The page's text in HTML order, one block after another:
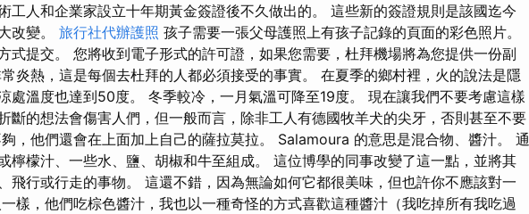
工人和企業家設立十年期黃金簽證後不久做出的。 這些新的簽證規則是該國迄今
改變。 旅行社代辦護照 孩子需要一張父母護照上有孩子記錄的頁面的彩色照片。
式提交。 您將收到電子形式的許可證，如果您需要，杜拜機場將為您提供一份副
炎熱，這是每個去杜拜的人都必須接受的事實。 在夏季的鄉村裡，火的說法是隱
處溫度也達到50度。 冬季較冷，一月氣溫可降至19度。 現在讓我們不要考慮這樣
斷的想法會傷害人們，但一般而言，除非工人有德國牧羊犬的尖牙，否則甚至不要
，他們還會在上面加上自己的薩拉莫拉。 Salamoura 的意思是混合物、醬汁。 通
檸檬汁、一些水、鹽、胡椒和牛至組成。 這位博學的同事改變了這一點，並將其
飛行或行走的事物。 這還不錯，因為無論如何它都很美味，但也許你不應該對一
樣，他們吃棕色醬汁，我也以一種奇怪的方式喜歡這種醬汁（我吃掉所有我吃過